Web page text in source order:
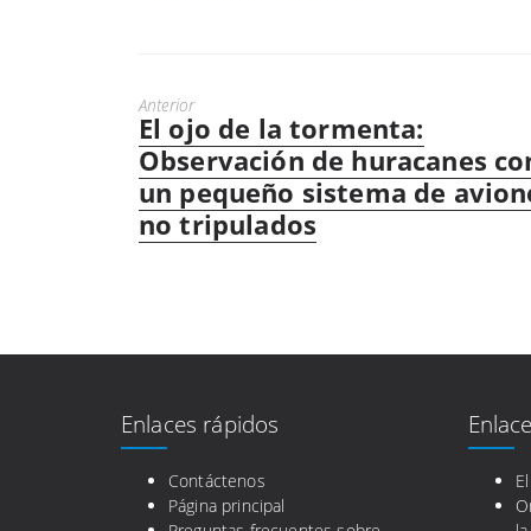
Anterior
Entrada
anterior:
El ojo de la tormenta:
Observación de huracanes
un pequeño sistema de
no tripulados
Enlaces rápidos
Contáctenos
Página principal